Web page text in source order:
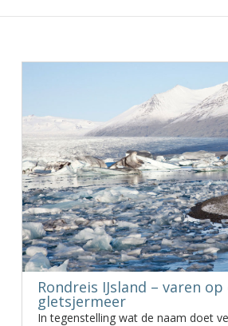
Rondreis IJsland – varen op
gletsjermeer
In tegenstelling wat de naam doet